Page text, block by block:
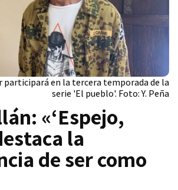
participará en la tercera temporada de la
serie 'El pueblo'. Foto: Y. Peña
«‘Espejo,
la
de ser como